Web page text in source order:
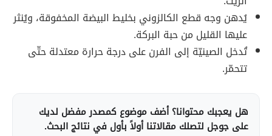
يُدهن وجه قطع الكالزوني بخليط البيضة المخفوقة، ويُنثر
عليها القليل من حبة البركة.
تُدخل الصينيّة إلى الفرن على درجة حرارة معتدلة حتّى
تتحمّر.
هل يعجبك محتوانا؟ أضف موضوع كمصدر مفضل لديك
على جوجل لتصلك مقالاتنا أولاً بأول في نتائج البحث.